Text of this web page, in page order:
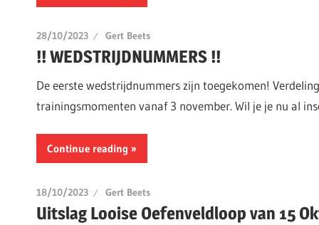
28/10/2023 Gert Beets
!! WEDSTRIJDNUMMERS !!
De eerste wedstrijdnummers zijn toegekomen!
trainingsmomenten vanaf 3 november. Wil je je nu al
Continue reading
18/10/2023 Gert Beets
Uitslag Looise Oefenveldloop van 15